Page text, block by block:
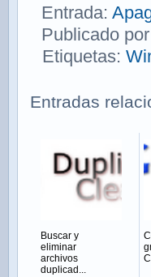
Entrada:
Publicado por
Etiquetas:
Entradas
Buscar y
eliminar
archivos
duplicad...